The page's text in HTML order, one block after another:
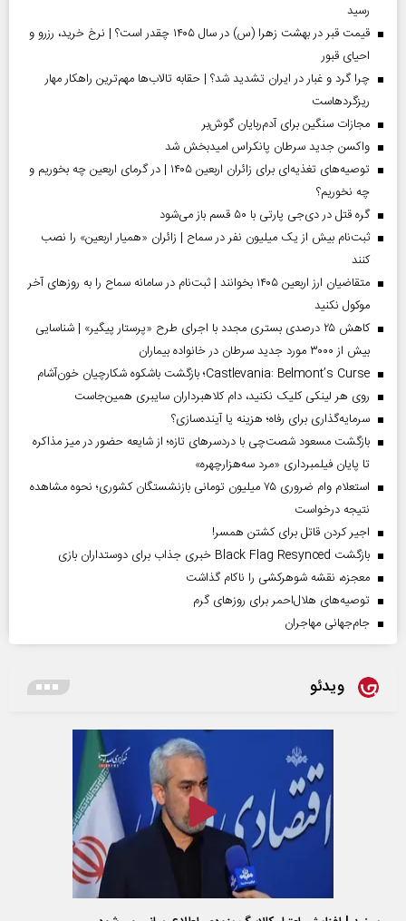
رسید
قیمت قبر در بهشت زهرا (س) در سال ۱۴۰۵ چقدر است؟ | نرخ خرید، رزرو و
احیای قبور
چرا گرد و غبار در ایران تشدید شد؟ | حقابه تالاب‌ها مهم‌ترین راهکار مهار
ریزگردهاست
مجازات سنگین برای آدم‌ربایان گوش‌بر
واکسن جدید سرطان پانکراس امیدبخش شد
توصیه‌های تغذیه‌ای برای زائران اربعین ۱۴۰۵ | در گرمای اربعین چه بخوریم و
چه نخوریم؟
گره قتل در دی‌جی پارتی با ۵۰ قسم باز می‌شود
ثبت‌نام بیش از یک میلیون نفر در سماح | زائران «همیار اربعین» را نصب
کنند
متقاضیان ارز اربعین ۱۴۰۵ بخوانند | ثبت‌نام در سامانه سماح را به روز‌های آخر
موکول نکنید
کاهش ۲۵ درصدی بستری مجدد با اجرای طرح «پرستار پیگیر» | شناسایی
بیش از ۳۰۰۰ مورد جدید سرطان در خانواده بیماران
Castlevania: Belmont’s Curse؛ بازگشت باشکوه شکارچیان خون‌آشام
روی هر لینکی کلیک نکنید، دام کلاهبرداران سایبری همین‌جاست
سرمایه‌گذاری برای رفاه؛ هزینه یا آینده‌سازی؟
بازگشت مسعود شصت‌چی با دردسر‌های تازه؛ از شایعه حضور در میز مذاکره
تا پایان فیلمبرداری «مرد سه‌هزارچهره»
استعلام وام ضروری ۷۵ میلیون تومانی بازنشستگان کشوری؛ نحوه مشاهده
نتیجه درخواست
اجیر کردن قاتل برای کشتن همسر!
بازگشت Black Flag Resynced خبری جذاب برای دوستداران بازی
معجزه، نقشه شوهرکشی را ناکام گذاشت
توصیه‌های هلال‌احمر برای روز‌های گرم
جام‌جهانی مهاجران
ویدئو